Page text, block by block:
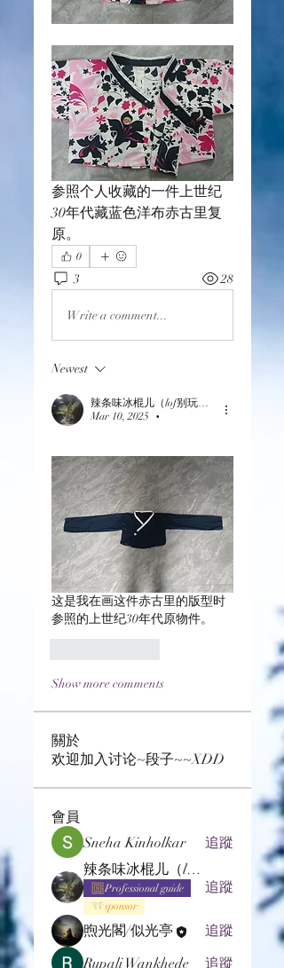
参照个人收藏的一件上世纪
30年代藏蓝色洋布赤古里复
原。
0
3 28
Write a comment...
Newest
辣条味冰棍儿（lof别玩了要氪金的）
Mar 10, 2025
•
这是我在画这件赤古里的版型时
参照的上世纪30年代原物件。
Show more comments
關於
欢迎加入讨论~段子~~XDD
會員
Sneha Kinholkar
追蹤
辣条味冰棍儿（lof别玩了要氪金的）
Professional guide
sponsor
追蹤
煦光閣/似光亭
追蹤
Rupali Wankhede
追蹤